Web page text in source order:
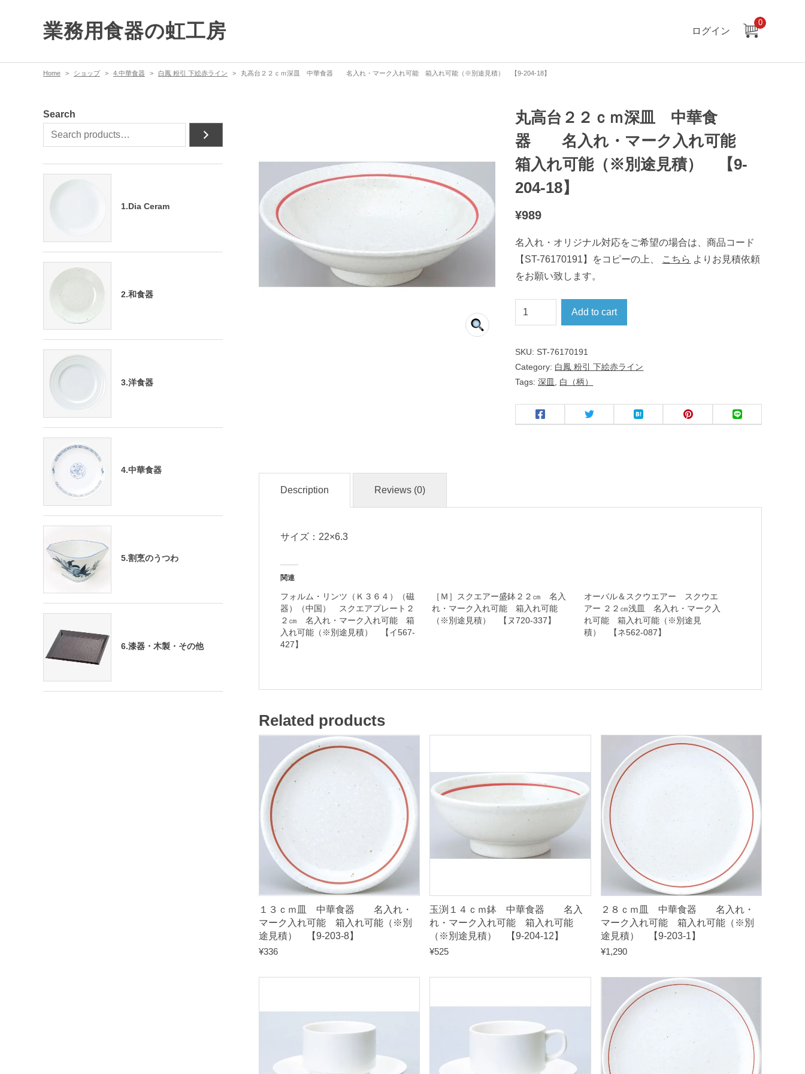
業務用食器の虹工房 ログイン
0
Home ショップ 4.中華食器 白鳳 粉引 下絵赤ライン 丸高台２２ｃｍ深皿 中華食器 名入れ・マーク入れ可能 箱入れ可能（※別途見積） 【9-204-18】
丸高台２２ｃｍ深皿 中華食
器 名入れ・マーク入れ可能
箱入れ可能（※別途見積） 【9-
204-18】
¥989
名入れ・オリジナル対応をご希望の場合は、商品コード
【ST-76170191】をコピーの上、
こちら よりお見積依頼
をお願い致します。
丸
高
２
ｍ
深
食
入
れ
・
入
れ
（
別
途
見
Add to cart
SKU: ST-76170191
Category: 白鳳 粉引 下絵赤ライン
Tags:深皿 白（柄）
Description Reviews (0)
サイズ：22×6.3
関連
フォルム・リンツ（Ｋ３６４）（磁
器）（中国） スクエアプレート２
２㎝ 名入れ・マーク入れ可能 箱
入れ可能（※別途見積） 【イ567-
427】
［Ｍ］スクエアー盛鉢２２㎝ 名入
れ・マーク入れ可能 箱入れ可能
（※別途見積） 【ヌ720-337】
オーバル＆スクウエアー スクウエ
アー ２２㎝浅皿 名入れ・マーク入
れ可能 箱入れ可能（※別途見
積） 【ネ562-087】
Related products
１３ｃｍ皿 中華食器 名入れ・
マーク入れ可能 箱入れ可能（※別
途見積） 【9-203-8】
¥336
玉渕１４ｃｍ鉢 中華食器 名入
れ・マーク入れ可能 箱入れ可能
（※別途見積） 【9-204-12】
¥525
２８ｃｍ皿 中華食器 名入れ・
マーク入れ可能 箱入れ可能（※別
途見積） 【9-203-1】
¥1,290
Search
1.Dia Ceram
2.和食器
3.洋食器
4.中華食器
5.割烹のうつわ
6.漆器・木製・その他